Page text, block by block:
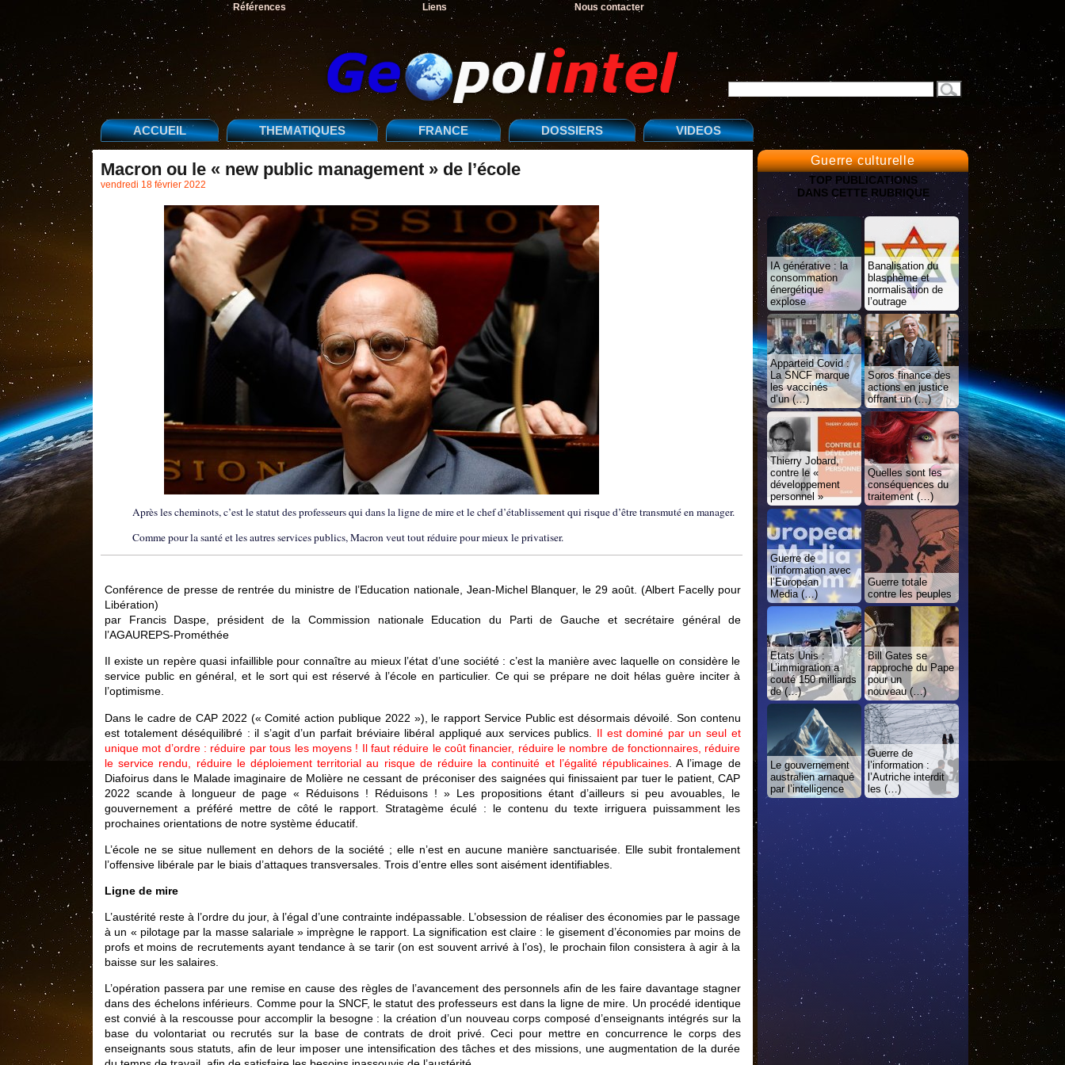
Références Liens Nous contacter
ACCUEIL THEMATIQUES FRANCE DOSSIERS VIDEOS
Macron ou le « new public management » de l’école
vendredi 18 février 2022
Après les cheminots, c’est le statut des professeurs qui dans la ligne de mire et le chef d’établissement qui risque d’être transmuté en manager.
Comme pour la santé et les autres services publics, Macron veut tout réduire pour mieux le privatiser.
Conférence de presse de rentrée du ministre de l’Education nationale, Jean-Michel Blanquer, le 29 août. (Albert Facelly pour
Libération)
par Francis Daspe, président de la Commission nationale Education du Parti de Gauche et secrétaire général de
l’AGAUREPS-Prométhée
Il existe un repère quasi infaillible pour connaître au mieux l’état d’une société : c’est la manière avec laquelle on considère le
service public en général, et le sort qui est réservé à l’école en particulier. Ce qui se prépare ne doit hélas guère inciter à
l’optimisme.
Dans le cadre de CAP 2022 (« Comité action publique 2022 »), le rapport Service Public est désormais dévoilé. Son contenu
est totalement déséquilibré : il s’agit d’un parfait bréviaire libéral appliqué aux services publics. Il est dominé par un seul et
unique mot d’ordre : réduire par tous les moyens ! Il faut réduire le coût financier, réduire le nombre de fonctionnaires, réduire
le service rendu, réduire le déploiement territorial au risque de réduire la continuité et l’égalité républicaines. A l’image de
Diafoirus dans le Malade imaginaire de Molière ne cessant de préconiser des saignées qui finissaient par tuer le patient, CAP
2022 scande à longueur de page « Réduisons ! Réduisons ! » Les propositions étant d’ailleurs si peu avouables, le
gouvernement a préféré mettre de côté le rapport. Stratagème éculé : le contenu du texte irriguera puissamment les
prochaines orientations de notre système éducatif.
L’école ne se situe nullement en dehors de la société ; elle n’est en aucune manière sanctuarisée. Elle subit frontalement
l’offensive libérale par le biais d’attaques transversales. Trois d’entre elles sont aisément identifiables.
Ligne de mire
L’austérité reste à l’ordre du jour, à l’égal d’une contrainte indépassable. L’obsession de réaliser des économies par le passage
à un « pilotage par la masse salariale » imprègne le rapport. La signification est claire : le gisement d’économies par moins de
profs et moins de recrutements ayant tendance à se tarir (on est souvent arrivé à l’os), le prochain filon consistera à agir à la
baisse sur les salaires.
L’opération passera par une remise en cause des règles de l’avancement des personnels afin de les faire davantage stagner
dans des échelons inférieurs. Comme pour la SNCF, le statut des professeurs est dans la ligne de mire. Un procédé identique
est convié à la rescousse pour accomplir la besogne : la création d’un nouveau corps composé d’enseignants intégrés sur la
base du volontariat ou recrutés sur la base de contrats de droit privé. Ceci pour mettre en concurrence le corps des
enseignants sous statuts, afin de leur imposer une intensification des tâches et des missions, une augmentation de la durée
Guerre culturelle
TOP PUBLICATIONS
DANS CETTE RUBRIQUE
IA générative : la
consommation
énergétique
explose
Banalisation du
blasphème et
normalisation de
l’outrage
Apparteid Covid :
La SNCF marque
les vaccinés
d’un (…)
Soros finance des
actions en justice
offrant un (…)
Thierry Jobard,
contre le «
développement
personnel »
Quelles sont les
conséquences du
traitement (…)
Guerre de
l’information avec
l’European
Media (…)
Guerre totale
contre les peuples
Etats Unis :
L’immigration a
couté 150 milliards
de (…)
Bill Gates se
rapproche du Pape
pour un
nouveau (…)
Le gouvernement
australien arnaqué
par l’intelligence
Guerre de
l’information :
l’Autriche interdit
les (…)